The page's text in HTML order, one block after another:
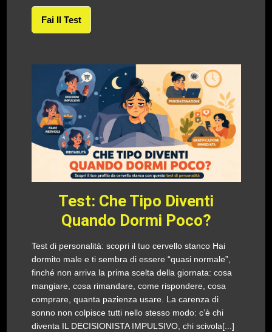
Fai Il Test
Test: Che Tipo Diventi
Quando Dormi Poco?
Test di personalità: scopri il tuo cervello stanco Hai
dormito male e ti sembra di essere “quasi normale”,
finché non arriva la prima scelta della giornata: cosa
mangiare, cosa rimandare, come rispondere, cosa
comprare, quanta pazienza usare. La carenza di
sonno non colpisce tutti nello stesso modo: c’è chi
diventa IL DECISIONISTA IMPULSIVO, chi scivola[...]